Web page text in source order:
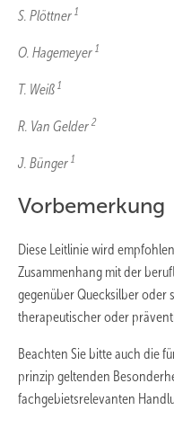
S. Plöttner 1
O. Hagemeyer 1
T. Weiß 1
R. Van Gelder 2
J. Bünger 1
Vorbemerkung
Diese Leitlinie wird
Zusammenhang mit der
gegenüber Quecksilber oder
therapeutischer oder
Beachten Sie bitte auch die
prinzip geltenden
fachgebietsrelevanten